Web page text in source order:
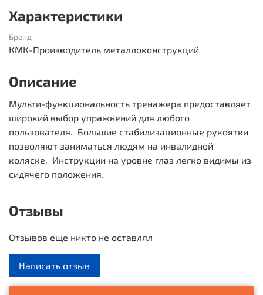
Характеристики
Бренд
КМК-Производитель металлоконструкций
Описание
Мульти-функциональность тренажера предоставляет
широкий выбор упражнений для любого
пользователя. Большие стабилизационные рукоятки
позволяют заниматься людям на инвалидной
коляске. Инструкции на уровне глаз легко видимы из
сидячего положения.
Отзывы
Отзывов еще никто не оставлял
Написать отзыв